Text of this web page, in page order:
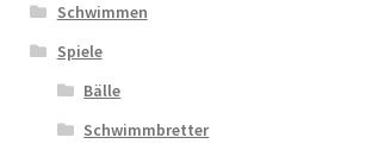
Schwimmen
Spiele
Bälle
Schwimmbretter